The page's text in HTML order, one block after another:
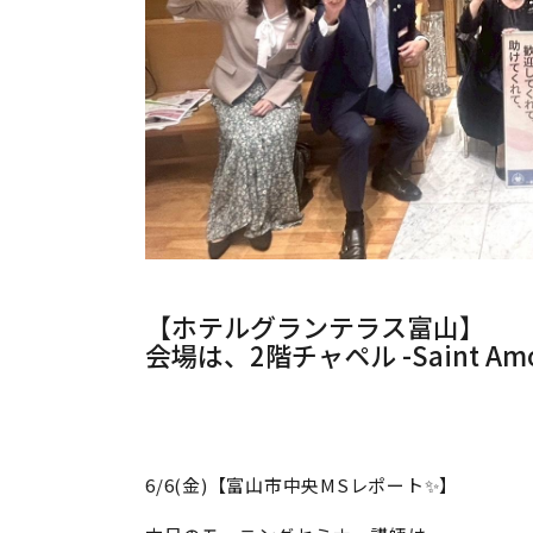
【ホテルグランテラス富山】
会場は、2階チャペル -Saint
6/6(金)【富山市中央MSレポート✨】